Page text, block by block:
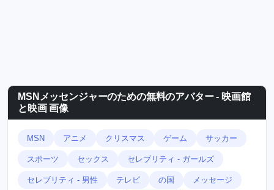
MSNメッセンジャーのための無料のアバター - 映画館
と映画 画像
MSN アニメ クリスマス ゲーム サッカー
スポーツ セックス セレブリティ - ガールズ
セレブリティ - 男性 テレビ の国 メッセージ